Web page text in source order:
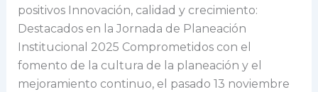
positivos Innovación, calidad y crecimiento:
Destacados en la Jornada de Planeación
Institucional 2025 Comprometidos con el
fomento de la cultura de la planeación y el
mejoramiento continuo, el pasado 13 noviembre